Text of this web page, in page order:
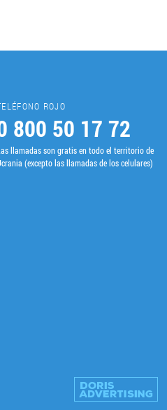
ROJO
800 50 17 72
llamadas son gratis en todo el territorio de
(excepto las llamadas de los celulares)